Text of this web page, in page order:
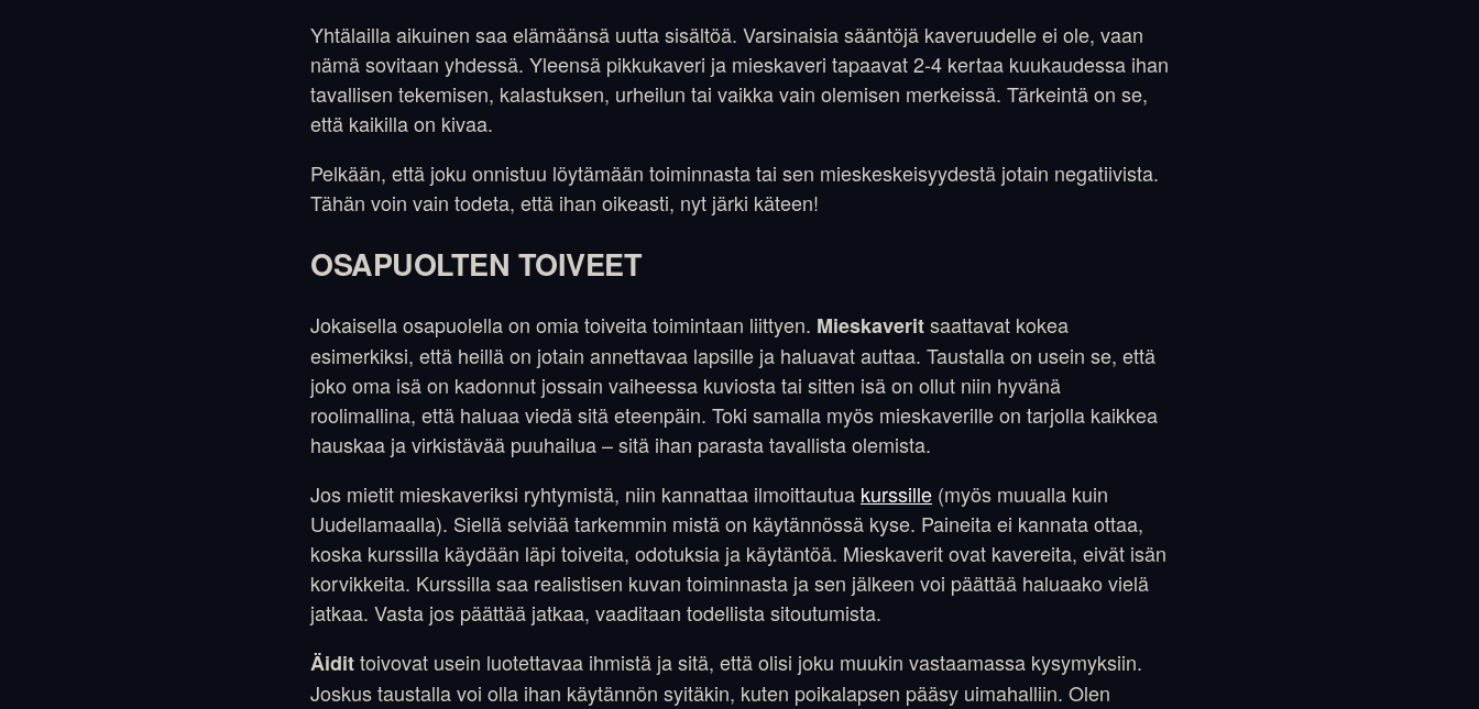
Yhtälailla aikuinen saa elämäänsä uutta sisältöä. Varsinaisia sääntöjä kaveruudelle ei ole, vaan
nämä sovitaan yhdessä. Yleensä pikkukaveri ja mieskaveri tapaavat 2-4 kertaa kuukaudessa ihan
tavallisen tekemisen, kalastuksen, urheilun tai vaikka vain olemisen merkeissä. Tärkeintä on se,
että kaikilla on kivaa.
Pelkään, että joku onnistuu löytämään toiminnasta tai sen mieskeskeisyydestä jotain negatiivista.
Tähän voin vain todeta, että ihan oikeasti, nyt järki käteen!
OSAPUOLTEN TOIVEET
Jokaisella osapuolella on omia toiveita toimintaan liittyen. Mieskaveritsaattavat kokea
esimerkiksi, että heillä on jotain annettavaa lapsille ja haluavat auttaa. Taustalla on usein se, että
joko oma isä on kadonnut jossain vaiheessa kuviosta tai sitten isä on ollut niin hyvänä
roolimallina, että haluaa viedä sitä eteenpäin. Toki samalla myös mieskaverille on tarjolla kaikkea
hauskaa ja virkistävää puuhailua – sitä ihan parasta tavallista olemista.
Jos mietit mieskaveriksi ryhtymistä, niin kannattaa ilmoittautua kurssille (myös muualla kuin
Uudellamaalla). Siellä selviää tarkemmin mistä on käytännössä kyse. Paineita ei kannata ottaa,
koska kurssilla käydään läpi toiveita, odotuksia ja käytäntöä. Mieskaverit ovat kavereita, eivät isän
korvikkeita. Kurssilla saa realistisen kuvan toiminnasta ja sen jälkeen voi päättää haluaako vielä
jatkaa. Vasta jos päättää jatkaa, vaaditaan todellista sitoutumista.
Äidittoivovat usein luotettavaa ihmistä ja sitä, että olisi joku muukin vastaamassa kysymyksiin.
Joskus taustalla voi olla ihan käytännön syitäkin, kuten poikalapsen pääsy uimahalliin. Olen